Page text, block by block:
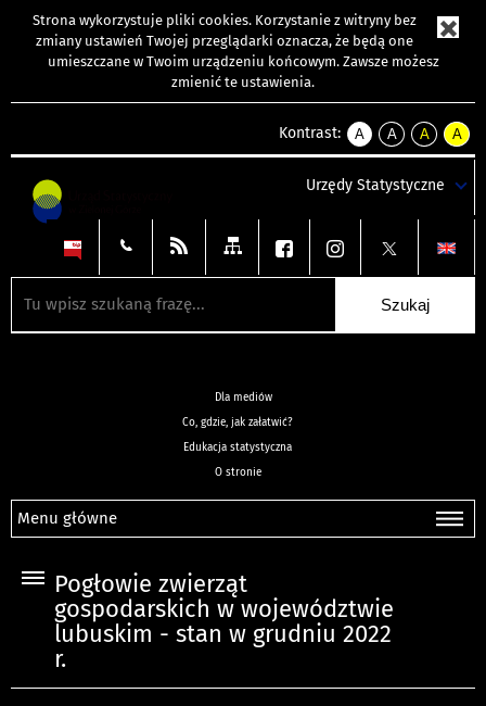
Strona wykorzystuje pliki cookies. Korzystanie z witryny bez
zmiany ustawień Twojej przeglądarki oznacza, że będą one
umieszczane w Twoim urządzeniu końcowym. Zawsze możesz
zmienić te ustawienia.
Kontrast:
A
kontrast
A
kontrast
tekst
czarnym
A
kontrast
tekst
czarnym
A
tekst
żółtym
Urzędy Statystyczne
Dla mediów
Co, gdzie, jak załatwić?
Edukacja statystyczna
O stronie
Menu główne
Pogłowie zwierząt
gospodarskich w województwie
lubuskim - stan w grudniu 2022
r.